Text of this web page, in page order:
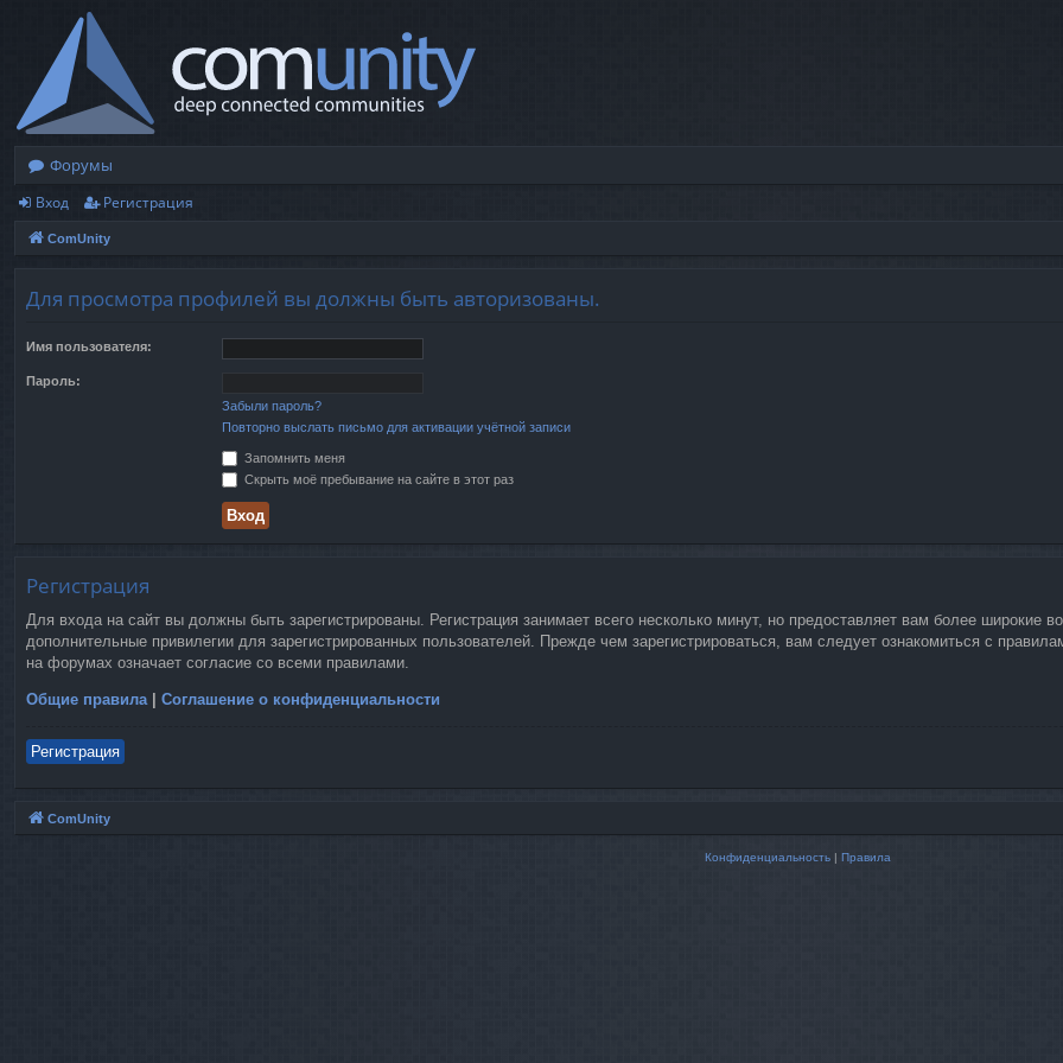
Форумы
Вход Регистрация
ComUnity
Для просмотра профилей вы должны быть авторизованы.
Имя пользователя:
Пароль:
Забыли пароль?
Повторно выслать письмо для активации учётной записи
Запомнить меня
Скрыть моё пребывание на сайте в этот раз
Регистрация
Для входа на сайт вы должны быть зарегистрированы. Регистрация занимает всего несколько минут, но предоставляет вам более широкие
дополнительные привилегии для зарегистрированных пользователей. Прежде чем зарегистрироваться, вам следует ознакомиться с
на форумах означает согласие со всеми правилами.
Общие правила | Соглашение о конфиденциальности
Регистрация
ComUnity
Конфиденциальность| Правила